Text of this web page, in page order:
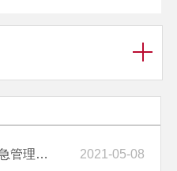
国家减灾委员会办公室 应急管理部发布5月份全国自然灾害风险形势 2021-05-08